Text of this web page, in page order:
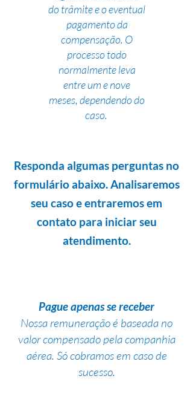
do trâmite e o eventual
pagamento da
compensação. O
processo todo
normalmente leva
entre um e nove
meses, dependendo do
caso.
Responda algumas perguntas no
formulário abaixo. Analisaremos
seu caso e entraremos em
contato para iniciar seu
atendimento.
Pague apenas se receber
Nossa remuneração é baseada no
valor compensado pela companhia
aérea. Só cobramos em caso de
sucesso.